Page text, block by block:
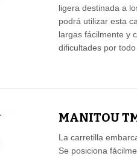
ligera destinada a
podrá utilizar esta
largas fácilmente y
dificultades por
MANITOU
La carretilla
Se posiciona